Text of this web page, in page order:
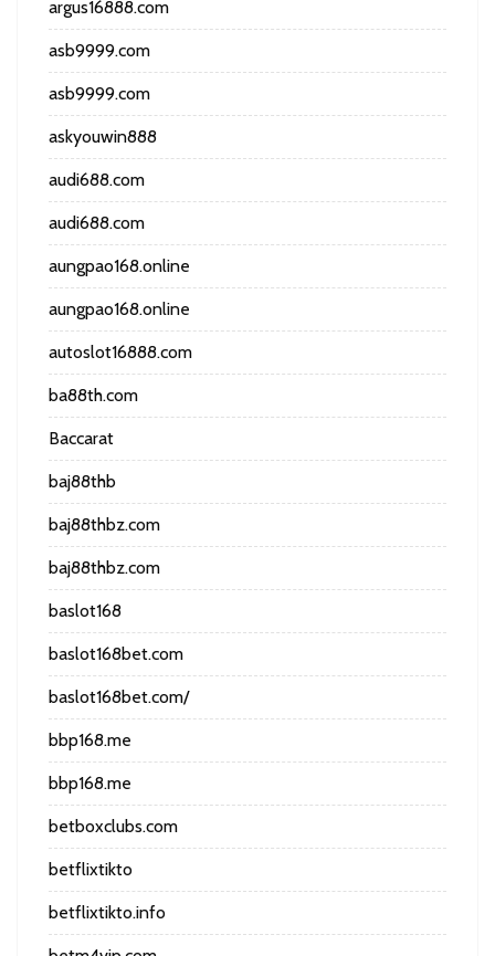
argus16888.com
asb9999.com
asb9999.com
askyouwin888
audi688.com
audi688.com
aungpao168.online
aungpao168.online
autoslot16888.com
ba88th.com
Baccarat
baj88thb
baj88thbz.com
baj88thbz.com
baslot168
baslot168bet.com
baslot168bet.com/
bbp168.me
bbp168.me
betboxclubs.com
betflixtikto
betflixtikto.info